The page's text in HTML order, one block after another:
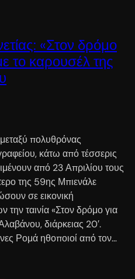
«Στον δρόμο
το καρουσέλ της
πολυθρόνας
κάτω από τέσσερις
από 23 Απριλίου τους
της 59ης Μπιενάλε
σε εικονική
την ταινία «Στον δρόμο για
διάρκειας 20′.
Ρομά ηθοποιοί από τον…